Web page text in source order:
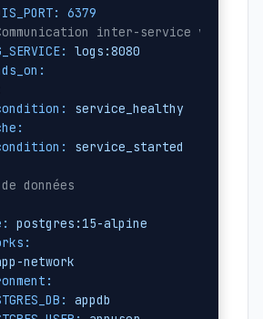
6379
inter-service via
logs:8080
service_healthy
service_started
données
postgres:15-alpine
network
appdb